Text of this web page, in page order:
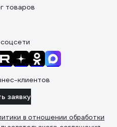
товаров
клиентов
заявку
в отношении обработки